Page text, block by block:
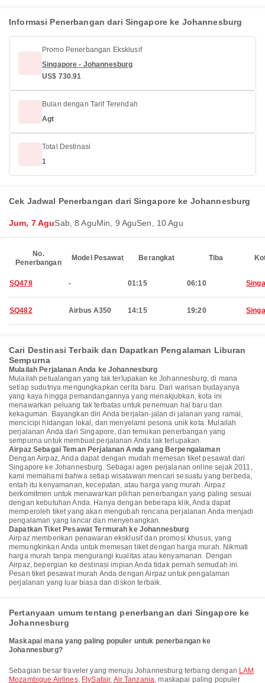
Informasi Penerbangan dari Singapore ke Johannesburg
Promo Penerbangan Eksklusif
Singapore - Johannesburg
US$ 730.91
Bulan dengan Tarif Terendah
Agt
Total Destinasi
1
Cek Jadwal Penerbangan dari Singapore ke Johannesburg
Jum, 7 AguSab, 8 AguMin, 9 AguSen, 10 Agu
No.
Penerbangan
Model Pesawat Berangkat Tiba
SQ478 - 01:15 06:10
SQ482 Airbus A350 14:15 19:20
Cari Destinasi Terbaik dan Dapatkan Pengalaman Liburan
Sempurna
Mulailah Perjalanan Anda ke Johannesburg
Mulailah petualangan yang tak terlupakan ke Johannesburg, di mana
setiap sudutnya mengungkapkan cerita baru. Dari warisan budayanya
yang kaya hingga pemandangannya yang menakjubkan, kota ini
menawarkan peluang tak terbatas untuk penemuan hal baru dan
kekaguman. Bayangkan diri Anda berjalan-jalan di jalanan yang ramai,
mencicipi hidangan lokal, dan menyelami pesona unik kota. Mulailah
perjalanan Anda dari Singapore, dan temukan penerbangan yang
sempurna untuk membuat perjalanan Anda tak terlupakan.
Airpaz Sebagai Teman Perjalanan Anda yang Berpengalaman
Dengan Airpaz, Anda dapat dengan mudah memesan tiket pesawat dari
Singapore ke Johannesburg. Sebagai agen perjalanan online sejak 2011,
kami memahami bahwa setiap wisatawan mencari sesuatu yang berbeda,
entah itu kenyamanan, kecepatan, atau harga yang murah. Airpaz
berkomitmen untuk menawarkan pilihan penerbangan yang paling sesuai
dengan kebutuhan Anda. Hanya dengan beberapa klik, Anda dapat
memperoleh tiket yang akan mengubah rencana perjalanan Anda menjadi
pengalaman yang lancar dan menyenangkan.
Dapatkan Tiket Pesawat Termurah ke Johannesburg
Airpaz memberikan penawaran eksklusif dan promosi khusus, yang
memungkinkan Anda untuk memesan tiket dengan harga murah. Nikmati
harga murah tanpa mengurangi kualitas atau kenyamanan. Dengan
Airpaz, bepergian ke destinasi impian Anda tidak pernah semudah ini.
Pesan tiket pesawat murah Anda dengan Airpaz untuk pengalaman
perjalanan yang luar biasa dan diskon terbaik.
Pertanyaan umum tentang penerbangan dari Singapore ke
Johannesburg
Maskapai mana yang paling populer untuk penerbangan ke
Johannesburg?
Sebagian besar traveler yang menuju Johannesburg terbang dengan LAM
Mozambique Airlines, FlySafair, Air Tanzania, maskapai paling populer